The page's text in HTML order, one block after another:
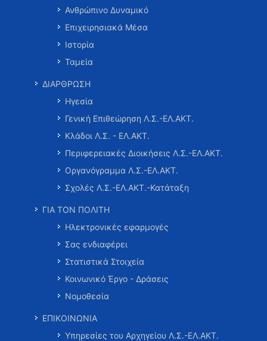
Ανθρώπινο Δυναμικό
Επιχειρησιακά Μέσα
Ιστορία
Ταμεία
ΔΙΑΡΘΡΩΣΗ
Ηγεσία
Γενική Επιθεώρηση Λ.Σ.-ΕΛ.ΑΚΤ.
Κλάδοι Λ.Σ. - ΕΛ.ΑΚΤ.
Περιφερειακές Διοικήσεις Λ.Σ.-ΕΛ.ΑΚΤ.
Οργανόγραμμα Λ.Σ.-ΕΛ.ΑΚΤ.
Σχολές Λ.Σ.-ΕΛ.ΑΚΤ.-Κατάταξη
ΓΙΑ ΤΟΝ ΠΟΛΙΤΗ
Ηλεκτρονικές εφαρμογές
Σας ενδιαφέρει
Στατιστικά Στοιχεία
Κοινωνικό Έργο - Δράσεις
Νομοθεσία
ΕΠΙΚΟΙΝΩΝΙΑ
Υπηρεσίες του Αρχηγείου Λ.Σ.-ΕΛ.ΑΚΤ.